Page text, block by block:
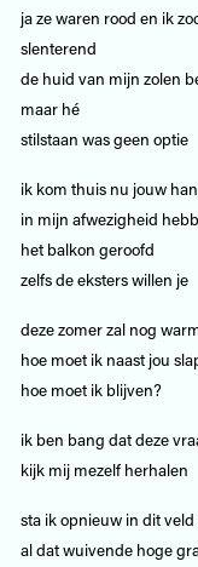
ja ze waren rood en ik
slenterend
de huid van mijn zolen
maar hé
stilstaan was geen optie
ik kom thuis nu jouw
in mijn afwezigheid
het balkon geroofd
zelfs de eksters willen je
deze zomer zal nog
hoe moet ik naast jou
hoe moet ik blijven?
ik ben bang dat deze
kijk mij mezelf herhalen
sta ik opnieuw in dit
al dat wuivende hoge